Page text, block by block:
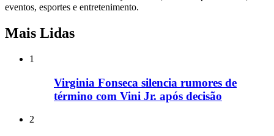
eventos, esportes e entretenimento.
Mais Lidas
1
Virginia Fonseca silencia rumores de
término com Vini Jr. após decisão
2